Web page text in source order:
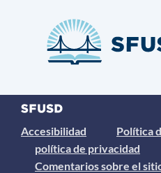
Accesibilidad
Política
política de privacidad
Comentarios sobre el